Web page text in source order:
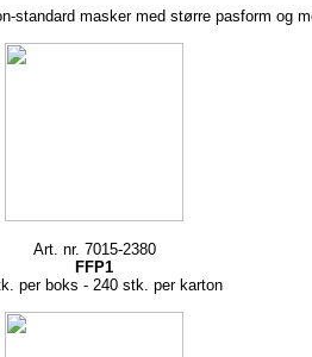
standard masker med større pasform og
Art. nr. 7015-2380
FFP1
per boks - 240 stk. per karton